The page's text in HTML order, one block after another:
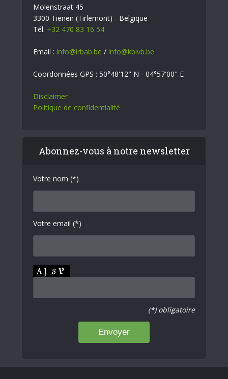
Molenstraat 45
3300 Tienen (Tirlemont) - Belgique
Tél. +32 470 83 16 54
Email : info@irbab.be / info@kbivb.be
Coordonnées GPS : 50°48'12" N - 04°57'00" E
Disclaimer
Politique de confidentialité
Abonnez-vous à notre newsletter
Votre nom (*)
Votre email (*)
(*) obligatoire